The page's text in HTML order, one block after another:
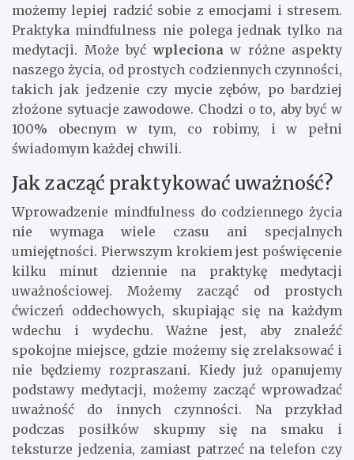
możemy lepiej radzić sobie z emocjami i stresem.
Praktyka mindfulness nie polega jednak tylko na
medytacji. Może byćwplecionaw różne aspekty
naszego życia, od prostych codziennych czynności,
takich jak jedzenie czy mycie zębów, po bardziej
złożone sytuacje zawodowe. Chodzi o to, aby być w
100% obecnym w tym, co robimy, i w pełni
świadomym każdej chwili.
Jak zacząć praktykować uważność?
Wprowadzenie mindfulness do codziennego życia
nie wymaga wiele czasu ani specjalnych
umiejętności. Pierwszym krokiem jest poświęcenie
kilku minut dziennie na praktykę medytacji
uważnościowej. Możemy zacząć od prostych
ćwiczeń oddechowych, skupiając się na każdym
wdechu i wydechu. Ważne jest, aby znaleźć
spokojne miejsce, gdzie możemy się zrelaksować i
nie będziemy rozpraszani. Kiedy już opanujemy
podstawy medytacji, możemy zacząć wprowadzać
uważność do innych czynności. Na przykład
podczas posiłków skupmy się na smaku i
teksturze jedzenia, zamiast patrzeć na telefon czy